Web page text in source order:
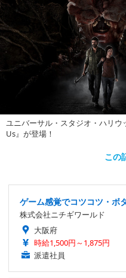
ユニバーサル・スタジオ・ハリ
Us』が登場！
この
ゲーム感覚でコツコツ・ボ
株式会社ニチギワールド
大阪府
時給1,500円～1,875円
派遣社員